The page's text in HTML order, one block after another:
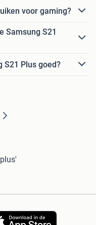
voor gaming?
Samsung S21
S21 Plus goed?